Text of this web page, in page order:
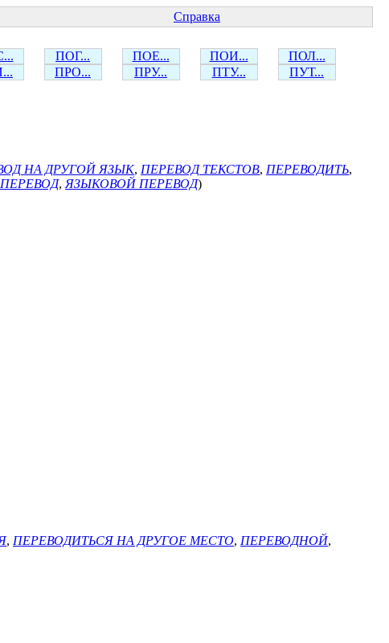
Справка
ПОГ... ПОЕ... ПОИ...
ПОЛ...
ПРО... ПРУ... ПТУ... ПУТ...
НА ДРУГОЙ ЯЗЫК, ПЕРЕВОД ТЕКСТОВ, ПЕРЕВОДИТЬ,
, ЯЗЫКОВОЙ ПЕРЕВОД)
, ПЕРЕВОДИТЬСЯ НА ДРУГОЕ МЕСТО, ПЕРЕВОДНОЙ,